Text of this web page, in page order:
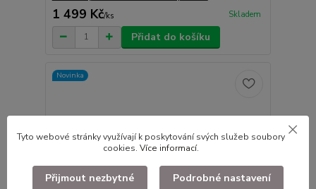
1 499 Kč/ks Skladem
Přidat do košíku
Novinka
Tyto webové stránky využívají k poskytování svých služeb soubory
cookies. Více informací.
Přijmout nezbytné Podrobné nastavení